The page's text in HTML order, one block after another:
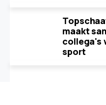
maakt
collega's
sport